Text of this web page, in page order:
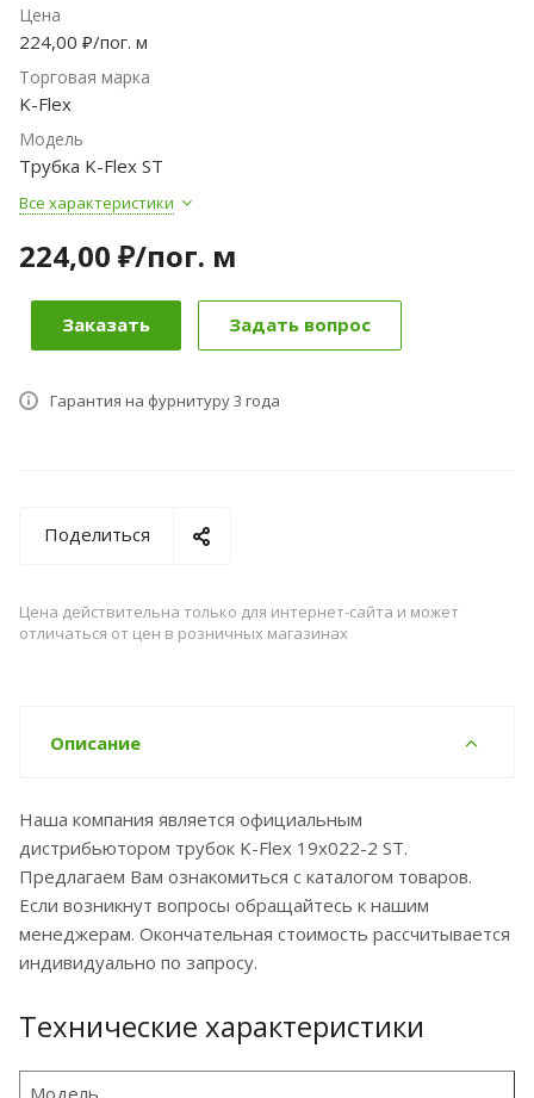
Цена
224,00 ₽/пог. м
Торговая марка
K-Flex
Модель
Трубка K-Flex ST
Все характеристики
224,00 ₽/пог. м
Заказать Задать вопрос
Гарантия на фурнитуру 3 года
Поделиться
Цена действительна только для интернет-сайта и может
отличаться от цен в розничных магазинах
Описание
Наша компания является официальным
дистрибьютором трубок K-Flex 19x022-2 ST.
Предлагаем Вам ознакомиться с каталогом товаров.
Если возникнут вопросы обращайтесь к нашим
менеджерам. Окончательная стоимость рассчитывается
индивидуально по запросу.
Технические характеристики
Модель